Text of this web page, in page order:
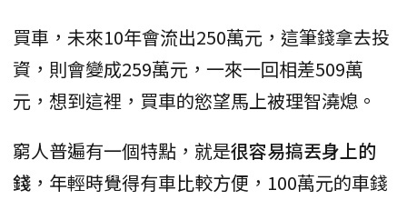
買車，未來10年會流出250萬元，這筆錢拿去投
資，則會變成259萬元，一來一回相差509萬
元，想到這裡，買車的慾望馬上被理智澆熄。
窮人普遍有一個特點，就是很容易搞丟身上的
錢 ，年輕時覺得有車比較方便，100萬元的車錢